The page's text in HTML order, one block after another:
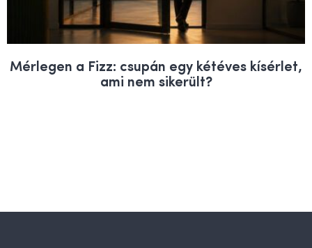
Mérlegen a Fizz: csupán egy kétéves kísérlet,
ami nem sikerült?